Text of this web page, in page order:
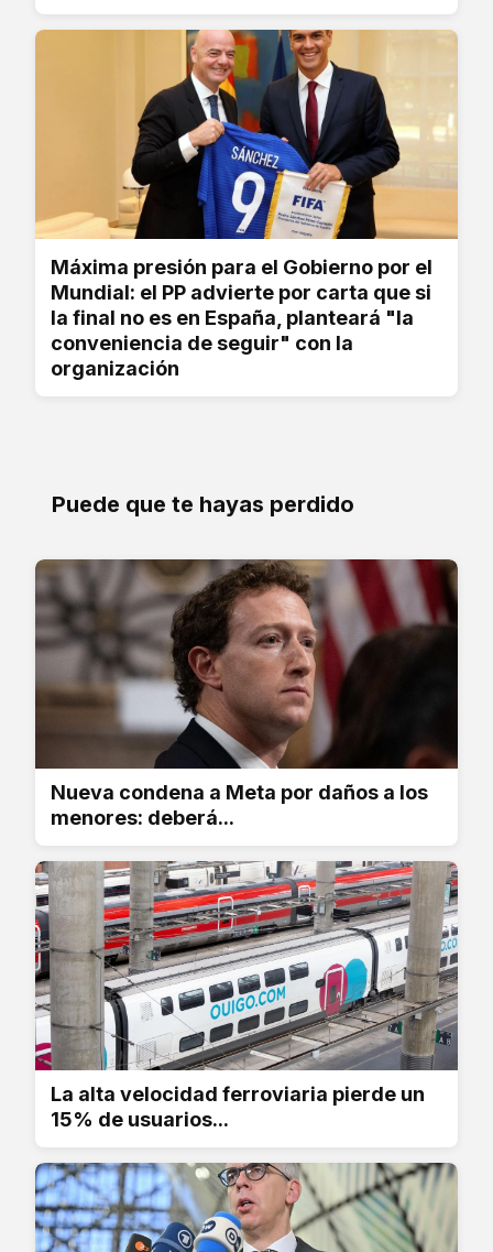
Máxima presión para el Gobierno por el
Mundial: el PP advierte por carta que si
la final no es en España, planteará "la
conveniencia de seguir" con la
organización
Puede que te hayas perdido
Nueva condena a Meta por daños a los
menores: deberá...
La alta velocidad ferroviaria pierde un
15% de usuarios...